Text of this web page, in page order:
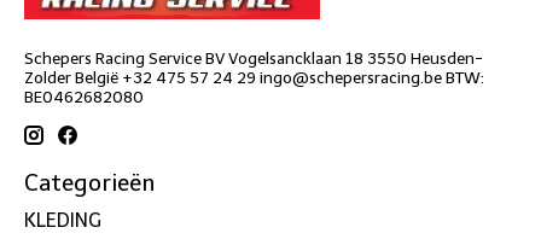
Schepers Racing Service BV Vogelsancklaan 18 3550 Heusden-
Zolder België +32 475 57 24 29 ingo@schepersracing.beBTW:
BE0462682080
Categorieën
KLEDING